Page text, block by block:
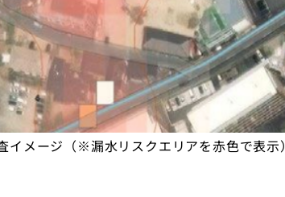
イメージ（※漏水リスクエリアを赤色で表示）